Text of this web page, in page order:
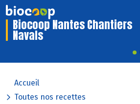
Biocoop Nantes Chantiers
Navals
Accueil
Toutes nos recettes